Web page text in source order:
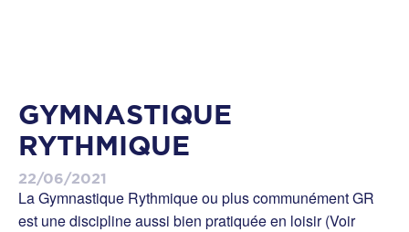
GYMNASTIQUE
RYTHMIQUE
22/06/2021
La Gymnastique Rythmique ou plus communément GR
est une discipline aussi bien pratiquée en loisir (Voir